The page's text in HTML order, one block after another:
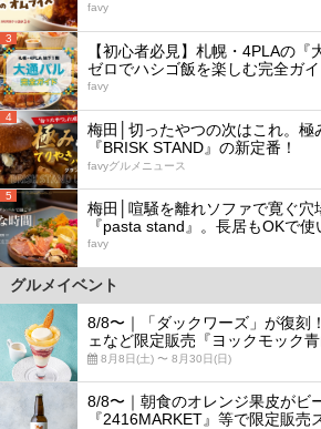
favy
3
【初心者必見】札幌・4PLAの『
ゼロでハシゴ飯を楽しむ完全ガイ
favy
4
梅田│切ったやつの次はこれ。極
『BRISK STAND』の新定番！
favyグルメニュース
5
梅田│喧騒を離れソファで寛ぐ穴
『pasta stand』。長居もOKで
favy
グルメイベント
8/8〜｜「ダックワーズ」が復刻
ェなど限定販売『ヨックモック青
8月8日(土) 〜 8月30日(日)
8/8〜｜朝食のオレンジ果皮がビ
『2416MARKET』等で限定販売